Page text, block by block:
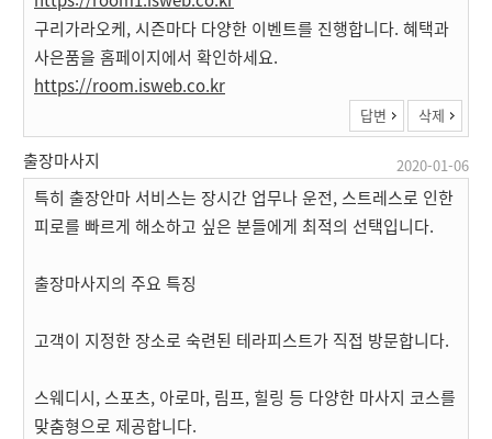
구리가라오케, 시즌마다 다양한 이벤트를 진행합니다. 혜택과
사은품을 홈페이지에서 확인하세요.
https://room.isweb.co.kr
답변 삭제
출장마사지 2020-01-06
특히 출장안마 서비스는 장시간 업무나 운전, 스트레스로 인한
피로를 빠르게 해소하고 싶은 분들에게 최적의 선택입니다.
출장마사지의 주요 특징
고객이 지정한 장소로 숙련된 테라피스트가 직접 방문합니다.
스웨디시, 스포츠, 아로마, 림프, 힐링 등 다양한 마사지 코스를
맞춤형으로 제공합니다.